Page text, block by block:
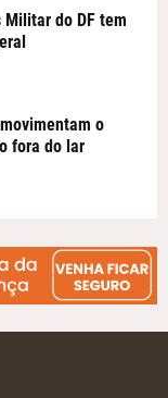
Militar do DF tem
o
fora do lar